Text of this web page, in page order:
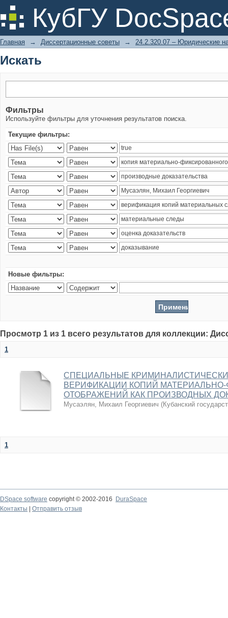
КубГУ
Искать
Главная → Диссертационные советы → 24.2.320.07 – Юридические
Искать
Фильтры
Используйте фильтры для уточнения результатов поиска.
Текущие фильтры:
Новые фильтры:
Просмотр 1 из 1 всего результатов для коллекции:
1
СПЕЦИАЛЬНЫЕ
ВЕРИФИКАЦИИ КОПИЙ
ОТОБРАЖЕНИЙ КАК ПРОИЗВОДНЫХ
Мусаэлян, Михаил Георгиевич (Кубанский
1
DSpace software copyright © 2002-2016
DuraSpace
Контакты
Отправить отзыв